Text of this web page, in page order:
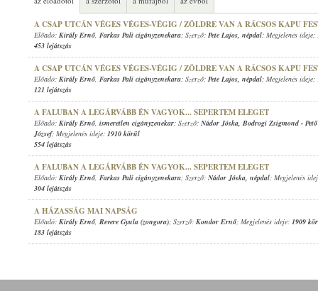
A CSAP UTCÁN VÉGES VÉGES-VÉGIG / ZÖLDRE VAN A RÁCSOS KAPU
Előadó: Király Ernő, Farkas Pali cigányzenekara; Szerző: Pete Lajos, népdal; Megjelenés ideje:
453 lejátszás
A CSAP UTCÁN VÉGES VÉGES-VÉGIG / ZÖLDRE VAN A RÁCSOS KAPU
Előadó: Király Ernő, Farkas Pali cigányzenekara; Szerző: Pete Lajos, népdal; Megjelenés ideje:
121 lejátszás
A FALUBAN A LEGÁRVÁBB ÉN VAGYOK... SEPERTEM ELEGET
Előadó: Király Ernő, ismeretlen cigányzenekar; Szerző: Nádor Jóska, Bodrogi Zsigmond -
József; Megjelenés ideje: 1910 körül
554 lejátszás
A FALUBAN A LEGÁRVÁBB ÉN VAGYOK... SEPERTEM ELEGET
Előadó: Király Ernő, Farkas Pali cigányzenekara; Szerző: Nádor Jóska, népdal; Megjelenés
304 lejátszás
A HÁZASSÁG MAI NAPSÁG
Előadó: Király Ernő, Revere Gyula (zongora); Szerző: Kondor Ernő; Megjelenés ideje: 1909
183 lejátszás